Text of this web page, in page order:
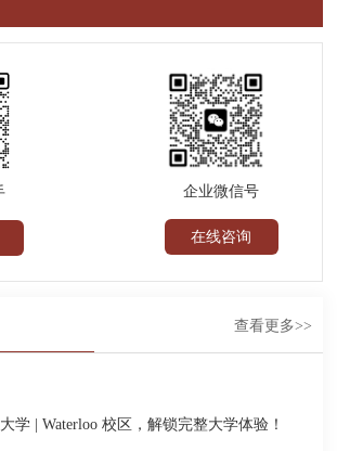
企业微信号
在线咨询
查看更多>>
学 | Waterloo 校区，解锁完整大学体验！